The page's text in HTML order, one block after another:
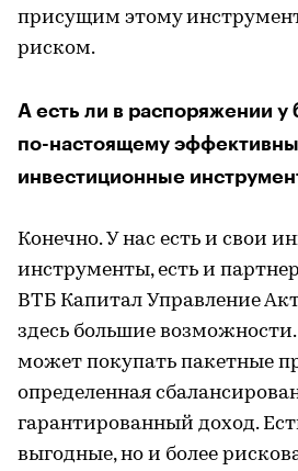
присущим этому
риском.
А есть ли в распоряжении у
по-настоящему
инвестиционные
Конечно. У нас есть и свои
инструменты, есть и
ВТБ Капитал Управление
здесь большие возможности.
может покупать пакетные
определенная
гарантированный доход.
выгодные, но и более